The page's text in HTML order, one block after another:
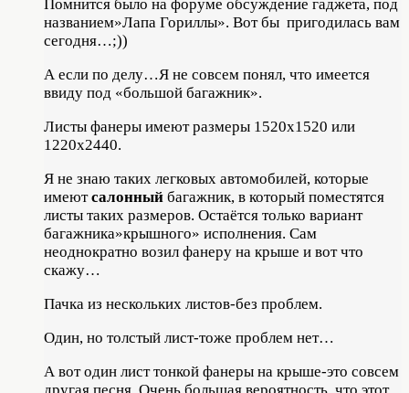
Помнится было на форуме обсуждение гаджета, под
названием»Лапа Гориллы». Вот бы пригодилась вам
сегодня…;))
А если по делу…Я не совсем понял, что имеется
ввиду под «большой багажник».
Листы фанеры имеют размеры 1520х1520 или
1220х2440.
Я не знаю таких легковых автомобилей, которые
имеютсалонный багажник, в который поместятся
листы таких размеров. Остаётся только вариант
багажника»крышного» исполнения. Сам
неоднократно возил фанеру на крыше и вот что
скажу…
Пачка из нескольких листов-без проблем.
Один, но толстый лист-тоже проблем нет…
А вот один лист тонкой фанеры на крыше-это совсем
другая песня. Очень большая вероятность, что этот